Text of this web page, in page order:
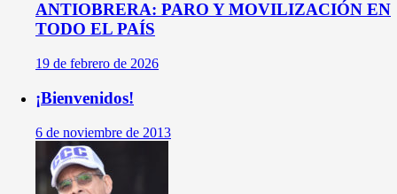
ANTIOBRERA: PARO Y MOVILIZACIÓN EN
TODO EL PAÍS
19 de febrero de 2026
¡Bienvenidos!
6 de noviembre de 2013